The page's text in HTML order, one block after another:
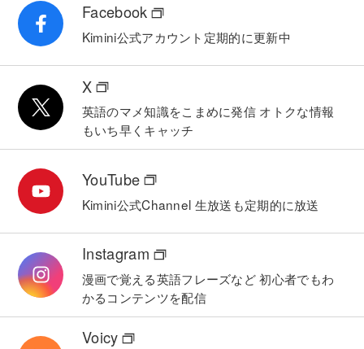
Facebook
Kimini公式アカウント 定期的に更新中
X
英語のマメ知識をこまめに発信 オトクな情報
もいち早くキャッチ
YouTube
Kimini公式Channel 生放送も定期的に放送
Instagram
漫画で覚える英語フレーズなど初心者でもわ
かるコンテンツを配信
Voicy